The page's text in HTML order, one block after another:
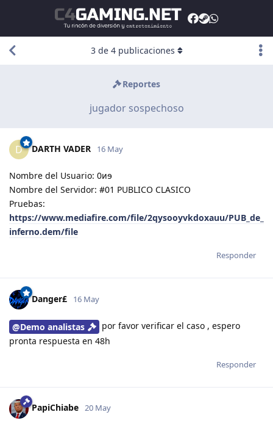
Reportes
jugador sospechoso
3de 4publicaciones
D DARTH VADER 16 May
Nombre del Usuario: 0ᴎɘ
Nombre del Servidor: #01 PUBLICO CLASICO
Pruebas:
https://www.mediafire.com/file/2qysooyvkdoxauu/PUB_de_
inferno.dem/file
Responder
Danger£ 16 May
@Demo analistas
por favor verificar el caso , espero
pronta respuesta en 48h
Responder
PapiChiabe 20 May